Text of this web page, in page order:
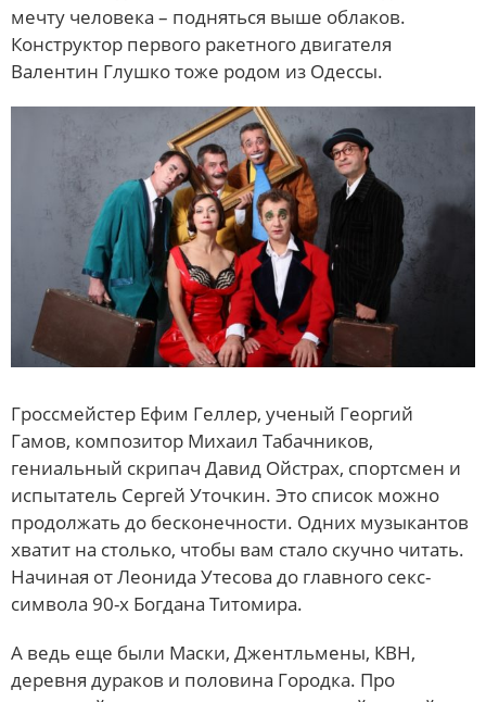
мечту человека – подняться выше облаков.
Конструктор первого ракетного двигателя
Валентин Глушко тоже родом из Одессы.
Гроссмейстер Ефим Геллер, ученый Георгий
Гамов, композитор Михаил Табачников,
гениальный скрипач Давид Ойстрах, спортсмен и
испытатель Сергей Уточкин. Это список можно
продолжать до бесконечности. Одних музыкантов
хватит на столько, чтобы вам стало скучно читать.
Начиная от Леонида Утесова до главного секс-
символа 90-х Богдана Титомира.
А ведь еще были Маски, Джентльмены, КВН,
деревня дураков и половина Городка. Про